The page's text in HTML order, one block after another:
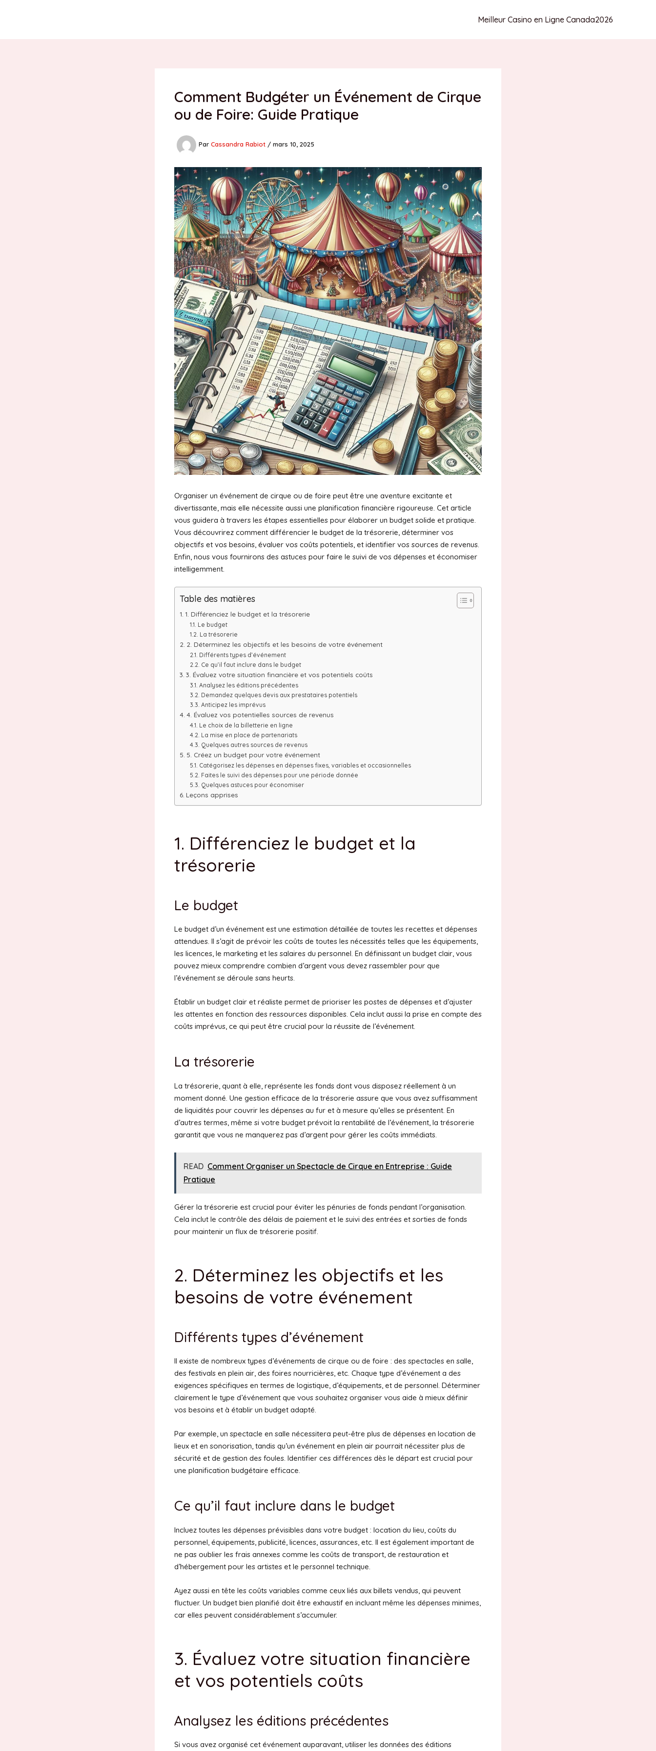
Meilleur Casino en Ligne Canada2026
Comment Budgéter un Événement de Cirque
ou de Foire: Guide Pratique
Par Cassandra Rabiot / mars 10, 2025
Organiser un événement de cirque ou de foire peut être une aventure excitante et
divertissante, mais elle nécessite aussi une planification financière rigoureuse. Cet article
vous guidera à travers les étapes essentielles pour élaborer un budget solide et pratique.
Vous découvrirez comment différencier le budget de la trésorerie, déterminer vos
objectifs et vos besoins, évaluer vos coûts potentiels, et identifier vos sources de revenus.
Enfin, nous vous fournirons des astuces pour faire le suivi de vos dépenses et économiser
intelligemment.
Table des matières
1. Différenciez le budget et la trésorerie
Le budget
La trésorerie
2. Déterminez les objectifs et les besoins de votre événement
Différents types d’événement
Ce qu’il faut inclure dans le budget
3. Évaluez votre situation financière et vos potentiels coûts
Analysez les éditions précédentes
Demandez quelques devis aux prestataires potentiels
Anticipez les imprévus
4. Évaluez vos potentielles sources de revenus
Le choix de la billetterie en ligne
La mise en place de partenariats
Quelques autres sources de revenus
5. Créez un budget pour votre événement
Catégorisez les dépenses en dépenses fixes, variables et occasionnelles
Faites le suivi des dépenses pour une période donnée
Quelques astuces pour économiser
Leçons apprises
1. Différenciez le budget et la
trésorerie
Le budget
Le budget d’un événement est une estimation détaillée de toutes les recettes et dépenses
attendues. Il s’agit de prévoir les coûts de toutes les nécessités telles que les équipements,
les licences, le marketing et les salaires du personnel. En définissant un budget clair, vous
pouvez mieux comprendre combien d’argent vous devez rassembler pour que
l’événement se déroule sans heurts.
Établir un budget clair et réaliste permet de prioriser les postes de dépenses et d’ajuster
les attentes en fonction des ressources disponibles. Cela inclut aussi la prise en compte des
coûts imprévus, ce qui peut être crucial pour la réussite de l’événement.
La trésorerie
La trésorerie, quant à elle, représente les fonds dont vous disposez réellement à un
moment donné. Une gestion efficace de la trésorerie assure que vous avez suffisamment
de liquidités pour couvrir les dépenses au fur et à mesure qu’elles se présentent. En
d’autres termes, même si votre budget prévoit la rentabilité de l’événement, la trésorerie
garantit que vous ne manquerez pas d’argent pour gérer les coûts immédiats.
READ Comment Organiser un Spectacle de Cirque en Entreprise : Guide
Pratique
Gérer la trésorerie est crucial pour éviter les pénuries de fonds pendant l’organisation.
Cela inclut le contrôle des délais de paiement et le suivi des entrées et sorties de fonds
pour maintenir un flux de trésorerie positif.
2. Déterminez les objectifs et les
besoins de votre événement
Différents types d’événement
Il existe de nombreux types d’événements de cirque ou de foire : des spectacles en salle,
des festivals en plein air, des foires nourricières, etc. Chaque type d’événement a des
exigences spécifiques en termes de logistique, d’équipements, et de personnel. Déterminer
clairement le type d’événement que vous souhaitez organiser vous aide à mieux définir
vos besoins et à établir un budget adapté.
Par exemple, un spectacle en salle nécessitera peut-être plus de dépenses en location de
lieux et en sonorisation, tandis qu’un événement en plein air pourrait nécessiter plus de
sécurité et de gestion des foules. Identifier ces différences dès le départ est crucial pour
une planification budgétaire efficace.
Ce qu’il faut inclure dans le budget
Incluez toutes les dépenses prévisibles dans votre budget : location du lieu, coûts du
personnel, équipements, publicité, licences, assurances, etc. Il est également important de
ne pas oublier les frais annexes comme les coûts de transport, de restauration et
d’hébergement pour les artistes et le personnel technique.
Ayez aussi en tête les coûts variables comme ceux liés aux billets vendus, qui peuvent
fluctuer. Un budget bien planifié doit être exhaustif en incluant même les dépenses minimes,
car elles peuvent considérablement s’accumuler.
3. Évaluez votre situation financière
et vos potentiels coûts
Analysez les éditions précédentes
Si vous avez organisé cet événement auparavant, utiliser les données des éditions